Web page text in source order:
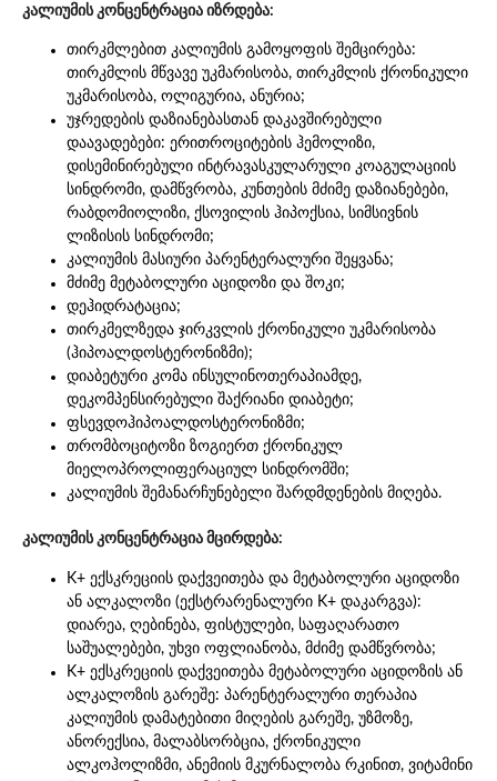
კალიუმის კონცენტრაცია იზრდება:
თირკმლებით კალიუმის გამოყოფის შემცირება:
თირკმლის მწვავე უკმარისობა, თირკმლის ქრონიკული
უკმარისობა, ოლიგურია, ანურია;
უჯრედების დაზიანებასთან დაკავშირებული
დაავადებები: ერითროციტების ჰემოლიზი,
დისემინირებული ინტრავასკულარული კოაგულაციის
სინდრომი, დამწვრობა, კუნთების მძიმე დაზიანებები,
რაბდომიოლიზი, ქსოვილის ჰიპოქსია, სიმსივნის
ლიზისის სინდრომი;
კალიუმის მასიური პარენტერალური შეყვანა;
მძიმე მეტაბოლური აციდოზი და შოკი;
დეჰიდრატაცია;
თირკმელზედა ჯირკვლის ქრონიკული უკმარისობა
(ჰიპოალდოსტერონიზმი);
დიაბეტური კომა ინსულინოთერაპიამდე,
დეკომპენსირებული შაქრიანი დიაბეტი;
ფსევდოჰიპოალდოსტერონიზმი;
თრომბოციტოზი ზოგიერთ ქრონიკულ
მიელოპროლიფერაციულ სინდრომში;
კალიუმის შემანარჩუნებელი შარდმდენების მიღება.
კალიუმის კონცენტრაცია მცირდება:
K+ ექსკრეციის დაქვეითება და მეტაბოლური აციდოზი
ან ალკალოზი (ექსტრარენალური K+ დაკარგვა):
დიარეა, ღებინება, ფისტულები, საფაღარათო
საშუალებები, უხვი ოფლიანობა, მძიმე დამწვრობა;
K+ ექსკრეციის დაქვეითება მეტაბოლური აციდოზის ან
ალკალოზის გარეშე: პარენტერალური თერაპია
კალიუმის დამატებითი მიღების გარეშე, უზმოზე,
ანორექსია, მალაბსორბცია, ქრონიკული
ალკოჰოლიზმი, ანემიის მკურნალობა რკინით, ვიტამინი